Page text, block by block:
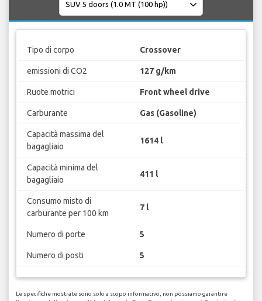
Tipo di corpo Crossover
emissioni di CO2 127 g/km
Ruote motrici Front wheel drive
Carburante Gas (Gasoline)
Capacità massima del
bagagliaio
1614 l
Capacità minima del
bagagliaio
411 l
Consumo misto di
carburante per 100 km
7 l
Numero di porte 5
Numero di posti 5
Le specifiche mostrate sono solo a scopo informativo, non possiamo garantire